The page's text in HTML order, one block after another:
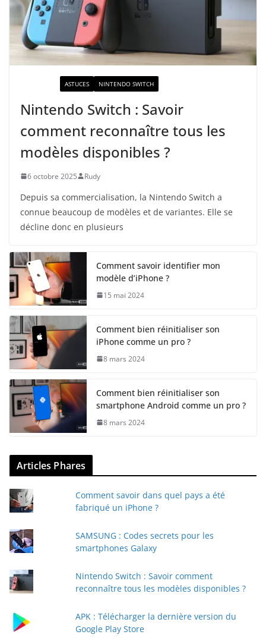
ASTUCES NINTENDO SWITCH
Nintendo Switch : Savoir
comment reconnaître tous les
modèles disponibles ?
6 octobre 2025 Rudy
Depuis sa commercialisation, la Nintendo Switch a
connue beaucoup de modèles et de variantes. Elle se
décline donc en plusieurs
Comment savoir identifier mon
modèle d’iPhone ?
15 mai 2024
Comment bien réinitialiser son
iPhone comme un pro ?
8 mars 2024
Comment bien réinitialiser son
smartphone Android comme un pro ?
8 mars 2024
Articles Phares
Comment savoir dans quel pays a été
fabriqué un iPhone ?
SAMSUNG : Codes secrets pour les
smartphones Galaxy
Nintendo Switch : Savoir comment
reconnaître tous les modèles disponibles ?
APK : Télécharger la dernière version du
Google Play Store